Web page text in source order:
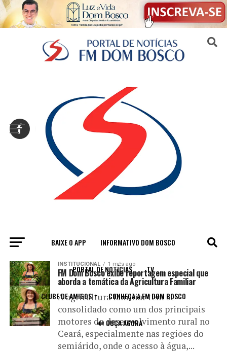
BAIXE O APP INFORMATIVO DOM BOSCO
PORTAL DE NOTÍCIAS TV
CLUBE DE AMIGOS CONHEÇA A FM DOM BOSCO
🔊 OUÇA AGORA
All posts tagged "Reportagem Especial"
INSTITUCIONAL 1 mês ago
FM Dom Bosco exibe reportagem especial que
aborda a temática da Agricultura Familiar
A agricultura familiar tem se
consolidado como um dos principais
motores do desenvolvimento rural no
Ceará, especialmente nas regiões do
semiárido, onde o acesso à água,...
Sair da versão mobile